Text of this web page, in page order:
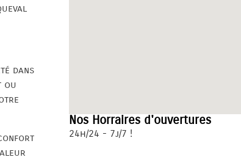
dans
ou
Nos Horraires d'ouvertures
24h/24 - 7j/7 !